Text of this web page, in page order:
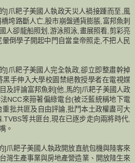
]爪耙子美國人執政天災人禍接踵而至,風
垮路斷人亡,股市崩盤通貨膨脹,富邦魚刺
人卻龍船照划,游泳照泳,畫展照看,剪彩亮
倒學子開起中門自當皇帝照走,不把人民
]爪耙子美國人完全執政,卻立即整肅幹掉
黑手伸入大學校園禁絕教授學者在電視媒
及評論富邦魚刺[他,馬的]爪耙子美國人政
NCC來箝著偏綠電台(被泛藍統稱地下電
重批共匪及自由評論,批鬥本土政權盡可大
等共匪台,現在已逐步走向兩將時代,
。
]爪耙子美國人執政開放直航包機與陸客來
灣生產事業與房地產營造業、開放陸生來